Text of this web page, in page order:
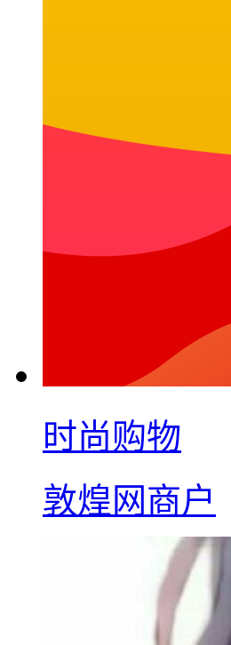
时尚购物
敦煌网商户